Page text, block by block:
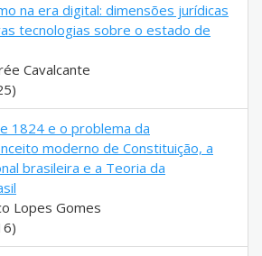
na era digital: dimensões jurídicas
tecnologias sobre o estado de
Cavalcante
1824 e o problema da
moderno de Constituição, a
brasileira e a Teoria da
Lopes Gomes